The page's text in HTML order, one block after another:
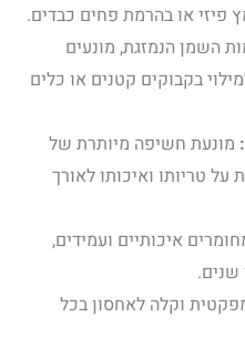
פיזי או בהרמת פחים כבדים.
השמן הנמזגת, מונעים
בקבוקים קטנים או כלים
מונעת חשיפה מיותרת של
טריותו ואיכותו לאורך
איכותיים ועמידים,
וקלה לאחסון בכל